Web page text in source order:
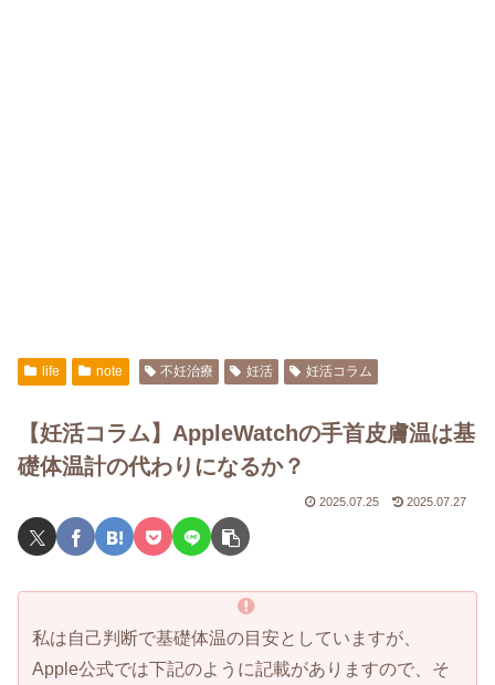
life note 不妊治療 妊活 妊活コラム
【妊活コラム】AppleWatchの手首皮膚温は基
礎体温計の代わりになるか？
2025.07.25 2025.07.27
私は自己判断で基礎体温の目安としていますが、
Apple公式では下記のように記載がありますので、そ